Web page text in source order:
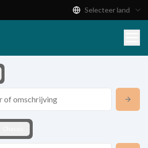
Selecteer land